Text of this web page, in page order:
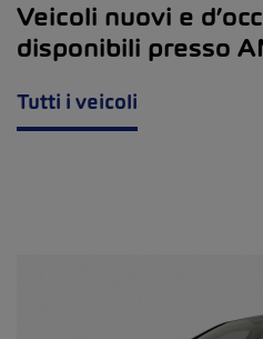
Veicoli nuovi e
disponibili presso
Tutti i veicoli